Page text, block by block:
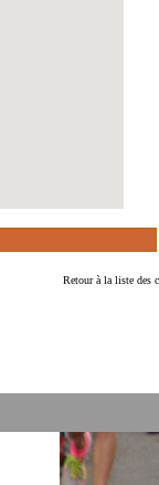
Retour à la liste des